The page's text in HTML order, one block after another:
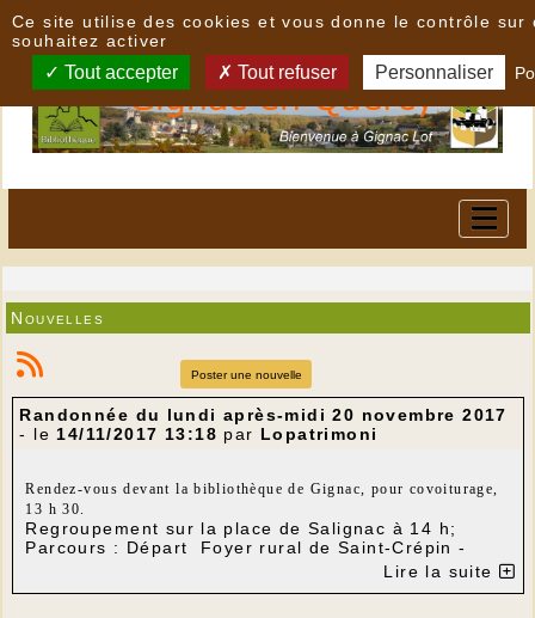
Nouvelles
Poster une nouvelle
Randonnée du lundi après-midi 20 novembre 2017
- le14/11/2017 13:18 par Lopatrimoni
Rendez-vous devant la bibliothèque de Gignac, pour covoiturage,
13 h 30.
Regroupement sur la place de Salignac à 14 h;
Parcours : Départ Foyer rural de Saint-Crépin -
Borie - Haute Serre - Combas - Saint-Crépin.Lire la suite
Ce site utilise des cookies et vous donne le contrôle sur
souhaitez activer
Tout accepter Tout refuser Personnaliser